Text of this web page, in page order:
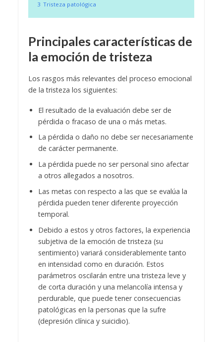
3 Tristeza patológica
Principales características de
la emoción de tristeza
Los rasgos más relevantes del proceso emocional
de la tristeza los siguientes:
El resultado de la evaluación debe ser de
pérdida o fracaso de una o más metas.
La pérdida o daño no debe ser necesariamente
de carácter permanente.
La pérdida puede no ser personal sino afectar
a otros allegados a nosotros.
Las metas con respecto a las que se evalúa la
pérdida pueden tener diferente proyección
temporal.
Debido a estos y otros factores, la experiencia
subjetiva de la emoción de tristeza (su
sentimiento) variará considerablemente tanto
en intensidad como en duración. Estos
parámetros oscilarán entre una tristeza leve y
de corta duración y una melancolía intensa y
perdurable, que puede tener consecuencias
patológicas en la personas que la sufre
(depresión clínica y suicidio).